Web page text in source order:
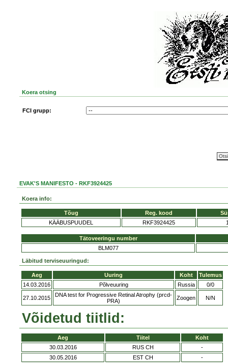
Koera otsing
FCI grupp:
EVAK'S MANIFESTO - RKF3924425
Koera info:
Tõug Reg. kood
KÄÄBUSPUUDEL
RKF3924425
Tätoveeringu number
BLM077
Läbitud terviseuuringud:
Aeg Uuring Koht
Tulemus
14.03.2016
Põlveuuring Russia 0/0
27.10.2015
DNA test for Progressive Retinal Atrophy (prcd-
PRA)
Zoogen N/N
Võidetud tiitlid:
Aeg Tiitel
Koht
30.03.2016
RUS CH
-
30.05.2016
EST CH
-